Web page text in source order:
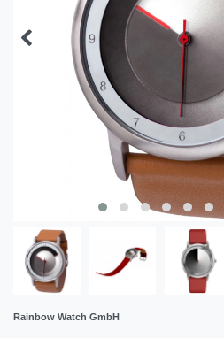
Rainbow Watch GmbH